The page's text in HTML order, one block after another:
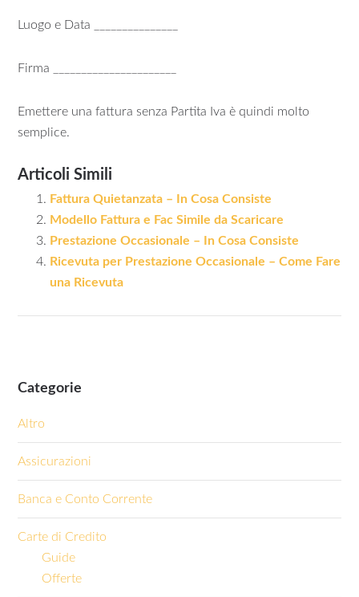
Luogo e Data _______________
Firma ______________________
Emettere una fattura senza Partita Iva è quindi molto
semplice.
Articoli Simili
Fattura Quietanzata – In Cosa Consiste
Modello Fattura e Fac Simile da Scaricare
Prestazione Occasionale – In Cosa Consiste
Ricevuta per Prestazione Occasionale – Come Fare
una Ricevuta
Categorie
Altro
Assicurazioni
Banca e Conto Corrente
Carte di Credito
Guide
Offerte